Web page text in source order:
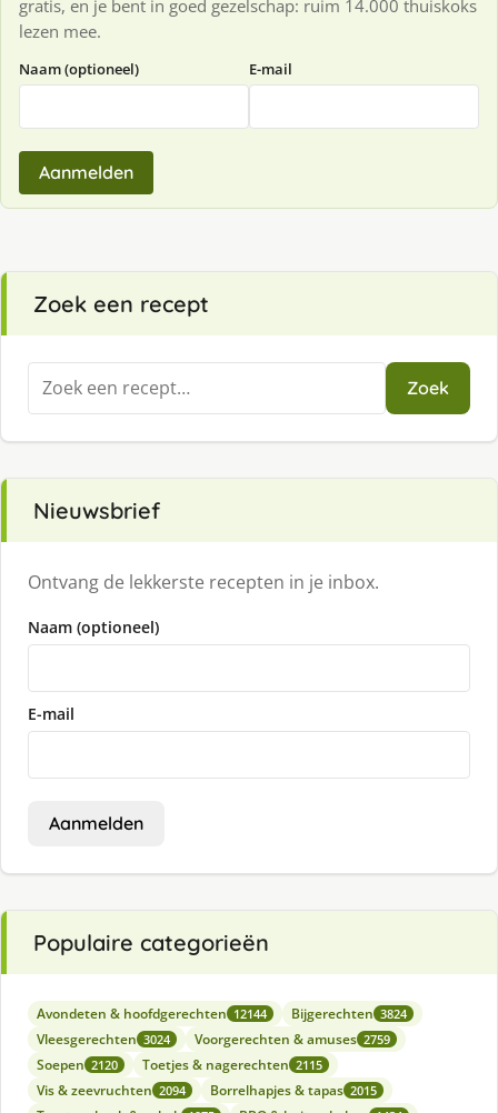
gratis, en je bent in goed gezelschap: ruim 14.000 thuiskoks
lezen mee.
Naam (optioneel) E-mail
Aanmelden
Zoek een recept
Zoeken
naar:
Zoek
Nieuwsbrief
Ontvang de lekkerste recepten in je inbox.
Naam (optioneel)
E-mail
Aanmelden
Populaire categorieën
Avondeten & hoofdgerechten 12144 Bijgerechten 3824
Vleesgerechten 3024 Voorgerechten & amuses 2759
Soepen 2120 Toetjes & nagerechten 2115
Vis & zeevruchten 2094 Borrelhapjes & tapas 2015